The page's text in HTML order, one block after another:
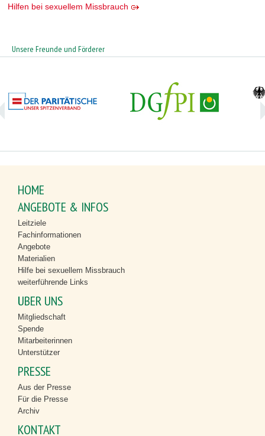
Hilfen bei sexuellem Missbrauch
Unsere Freunde und Förderer
HOME
ANGEBOTE & INFOS
Leitziele
Fachinformationen
Angebote
Materialien
Hilfe bei sexuellem Missbrauch
weiterführende Links
ÜBER UNS
Mitgliedschaft
Spende
Mitarbeiterinnen
Unterstützer
PRESSE
Aus der Presse
Für die Presse
Archiv
KONTAKT